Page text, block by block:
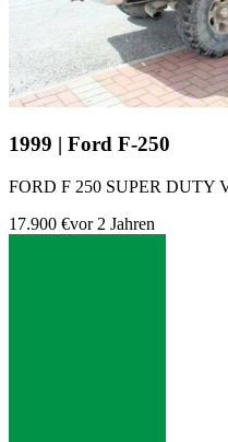
1999 | Ford F-250
FORD F 250 SUPER
17.900 €vor 2 Jahren